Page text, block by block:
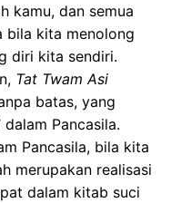
kamu, dan semua
bila kita menolong
diri kita sendiri.
Tat Twam Asi
batas, yang
dalam Pancasila.
Pancasila, bila kita
merupakan realisasi
dalam kitab suci